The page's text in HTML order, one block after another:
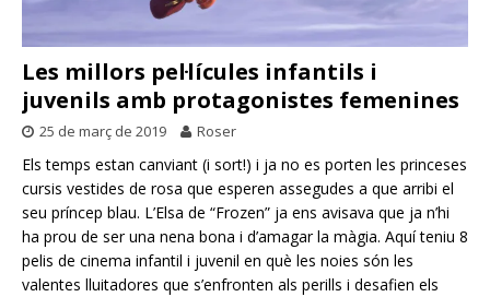
Les millors pel·lícules infantils i
juvenils amb protagonistes femenines
25 de març de 2019 Roser
Els temps estan canviant (i sort!) i ja no es porten les princeses
cursis vestides de rosa que esperen assegudes a que arribi el
seu príncep blau. L’Elsa de “Frozen” ja ens avisava que ja n’hi
ha prou de ser una nena bona i d’amagar la màgia. Aquí teniu 8
pelis de cinema infantil i juvenil en què les noies són les
valentes lluitadores que s’enfronten als perills i desafien els